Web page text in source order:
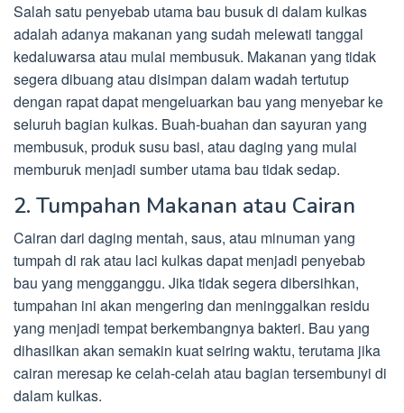
Salah satu penyebab utama bau busuk di dalam kulkas
adalah adanya makanan yang sudah melewati tanggal
kedaluwarsa atau mulai membusuk. Makanan yang tidak
segera dibuang atau disimpan dalam wadah tertutup
dengan rapat dapat mengeluarkan bau yang menyebar ke
seluruh bagian kulkas. Buah-buahan dan sayuran yang
membusuk, produk susu basi, atau daging yang mulai
memburuk menjadi sumber utama bau tidak sedap.
2. Tumpahan Makanan atau Cairan
Cairan dari daging mentah, saus, atau minuman yang
tumpah di rak atau laci kulkas dapat menjadi penyebab
bau yang mengganggu. Jika tidak segera dibersihkan,
tumpahan ini akan mengering dan meninggalkan residu
yang menjadi tempat berkembangnya bakteri. Bau yang
dihasilkan akan semakin kuat seiring waktu, terutama jika
cairan meresap ke celah-celah atau bagian tersembunyi di
dalam kulkas.